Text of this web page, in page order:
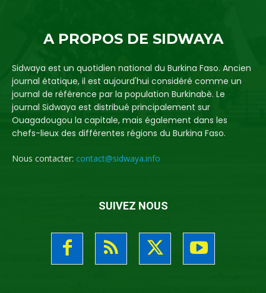
A PROPOS DE SIDWAYA
Sidwaya est un quotidien national du Burkina Faso. Ancien
journal étatique, il est aujourd'hui considéré comme un
journal de référence par la population Burkinabè. Le
journal Sidwaya est distribué principalement sur
Ouagadougou la capitale, mais également dans les
chefs-lieux des différentes régions du Burkina Faso.
Nous contacter: contact@sidwaya.info
SUIVEZ NOUS